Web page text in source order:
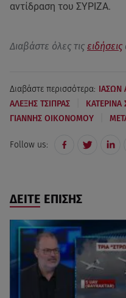
αντίδραση του ΣΥΡΙΖΑ.
Διαβάστε όλες τις ειδήσεις
Διαβάστε περισσότερα:
ΑΛΕΞΗΣ ΤΣΙΠΡΑΣ
ΓΙΑΝΝΗΣ ΟΙΚΟΝΟΜΟΥ
Follow us:
ΔΕΙΤΕ ΕΠΙΣΗΣ